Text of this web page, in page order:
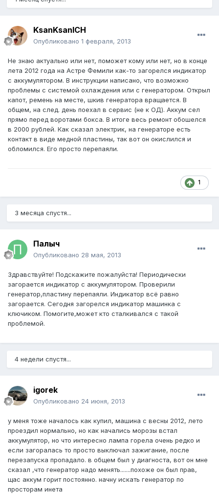
KsanKsanICH
Опубликовано 1 февраля, 2013
Не знаю актуально или нет, поможет кому или нет, но в конце
лета 2012 года на Астре Фемили как-то загорелся индикатор
с аккумулятором. В инструкции написано, что возможно
проблемы с системой охлаждения или с генератором. Открыл
капот, ремень на месте, шкив генератора вращается. В
общем, на след. день поехал в сервис (не к ОД). Аккум сел
прямо перед воротами бокса. В итоге весь ремонт обошелся
в 2000 рублей. Как сказал электрик, на генераторе есть
контакт в виде медной пластины, так вот он окислился и
обломился. Его просто перепаяли.
1
3 месяца спустя...
Палыч
Опубликовано 28 мая, 2013
Здравствуйте! Подскажите пожалуйста! Периодически
загорается индикатор с аккумулятором. Проверили
генератор,пластину перепаяли. Индикатор всё равно
загорается. Сегодня загорелся индикатор машинка с
ключиком. Помогите,может кто сталкивался с такой
проблемой.
4 недели спустя...
igorek
Опубликовано 24 июня, 2013
у меня тоже началось как купил, машина с весны 2012, лето
проездил нормально, но как начались морозы встал
аккумулятор, но что интересно лампа горела очень редко и
если загоралась то просто выключал зажигание, после
перезапуска пропадало. в общем был у диагноста, вот он мне
сказал ,что генератор надо менять.......похоже он был прав,
щас аккум горит постоянно. начну искать генератор по
просторам инета